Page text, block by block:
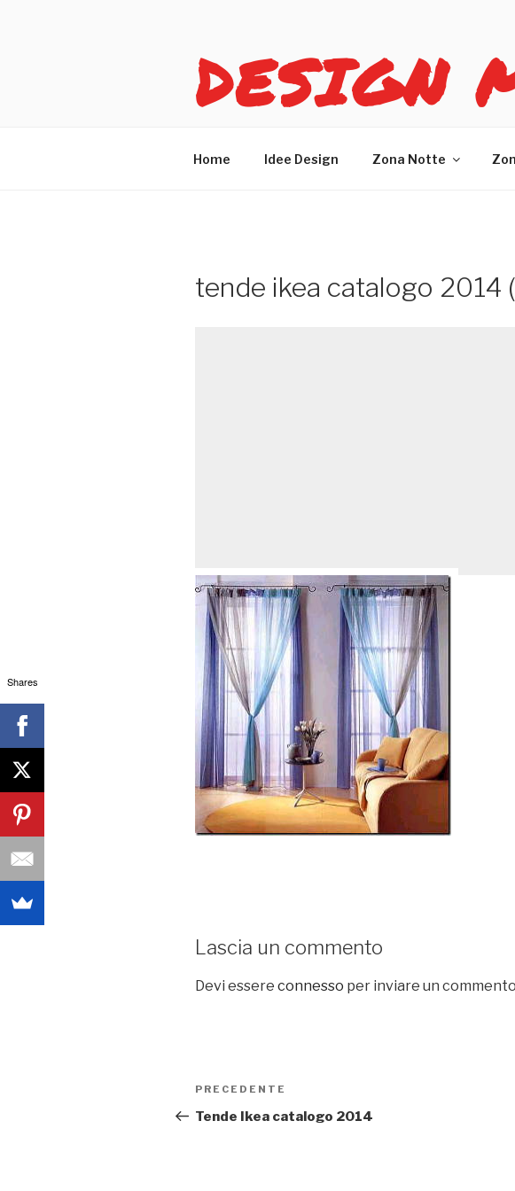
DESIGN
Home Idee Design Zona Notte
tende ikea catalogo 2014
Lascia un commento
Devi essere connesso per inviare un
Navigazione
articoli
Articolo
precedente:
PRECEDENTE
Tende Ikea catalogo 2014
Shares